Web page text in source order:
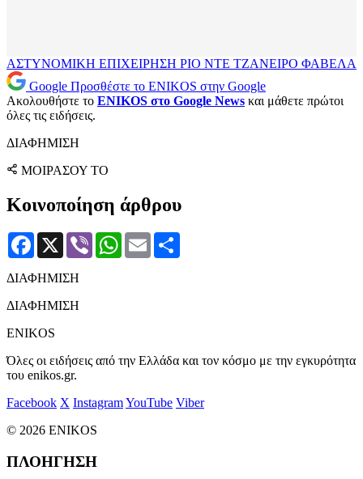
ΑΣΤΥΝΟΜΙΚΗ ΕΠΙΧΕΙΡΗΣΗ ΡΙΟ ΝΤΕ ΤΖΑΝΕΙΡΟ ΦΑΒΕΛΑ
Google Προσθέστε το ENIKOS στην Google
Ακολουθήστε το ENIKOS στο Google News και μάθετε πρώτοι
όλες τις ειδήσεις.
ΔΙΑΦΗΜΙΣΗ
ΜΟΙΡΑΣΟΥ ΤΟ
Κοινοποίηση άρθρου
Facebook
X Viber WhatsApp
Email
ΔΙΑΦΗΜΙΣΗ
ΔΙΑΦΗΜΙΣΗ
ENIKOS
Όλες οι ειδήσεις από την Ελλάδα και τον κόσμο με την εγκυρότητα
του enikos.gr.
Facebook X InstagramYouTube Viber
© 2026 ENIKOS
ΠΛΟΗΓΗΣΗ